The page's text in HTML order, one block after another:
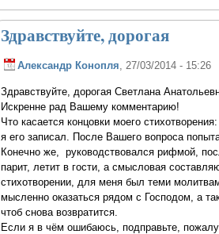
Здравствуйте, дорогая
Александр Конопля , 27/03/2014 - 15:26
Здравствуйте, дорогая Светлана
Искренне рад Вашему комментарию!
Что касается концовки моего
я его записал. После Вашего вопроса
Конечно же, руководствовался рифмой,
парит, летит в гости, а смысловая
стихотворении, для меня был теми
мысленно оказаться рядом с Господом, а
чтоб снова возвратится.
Если я в чём ошибаюсь, подправьте,